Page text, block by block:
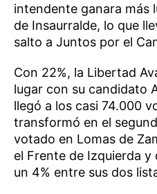
intendente ganara más
de Insaurralde, lo que
salto a Juntos por el
Con 22%, la Libertad
lugar con su candidato
llegó a los casi 74.000
transformó en el
votado en Lomas de
el Frente de Izquierda
un 4% entre sus dos